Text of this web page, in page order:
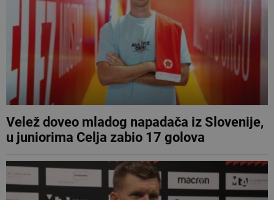
Velež doveo mladog napadača iz Slovenije,
u juniorima Celja zabio 17 golova